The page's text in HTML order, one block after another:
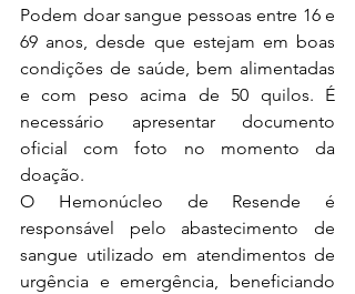
Podem doar sangue pessoas entre 16 e
69 anos, desde que estejam em boas
condições de saúde, bem alimentadas
e com peso acima de 50 quilos. É
necessário apresentar documento
oficial com foto no momento da
doação.
O Hemonúcleo de Resende é
responsável pelo abastecimento de
sangue utilizado em atendimentos de
urgência e emergência, beneficiando